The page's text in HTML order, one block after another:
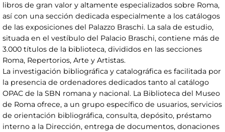
libros de gran valor y altamente especializados sobre Roma,
así con una sección dedicada especialmente a los catálogos
de las exposiciones del Palazzo Braschi. La sala de estudio,
situada en el vestíbulo del Palacio Braschi, contiene más de
3.000 títulos de la biblioteca, divididos en las secciones
Roma, Repertorios, Arte y Artistas.
La investigación bibliográfica y catalográfica es facilitada por
la presencia de ordenadores dedicados tanto al catálogo
OPAC de la SBN romana y nacional. La Biblioteca del Museo
de Roma ofrece, a un grupo específico de usuarios, servicios
de orientación bibliográfica, consulta, depósito, préstamo
interno a la Dirección, entrega de documentos, donaciones